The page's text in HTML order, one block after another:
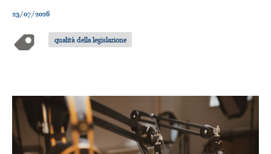
23/07/2026
qualità della legislazione